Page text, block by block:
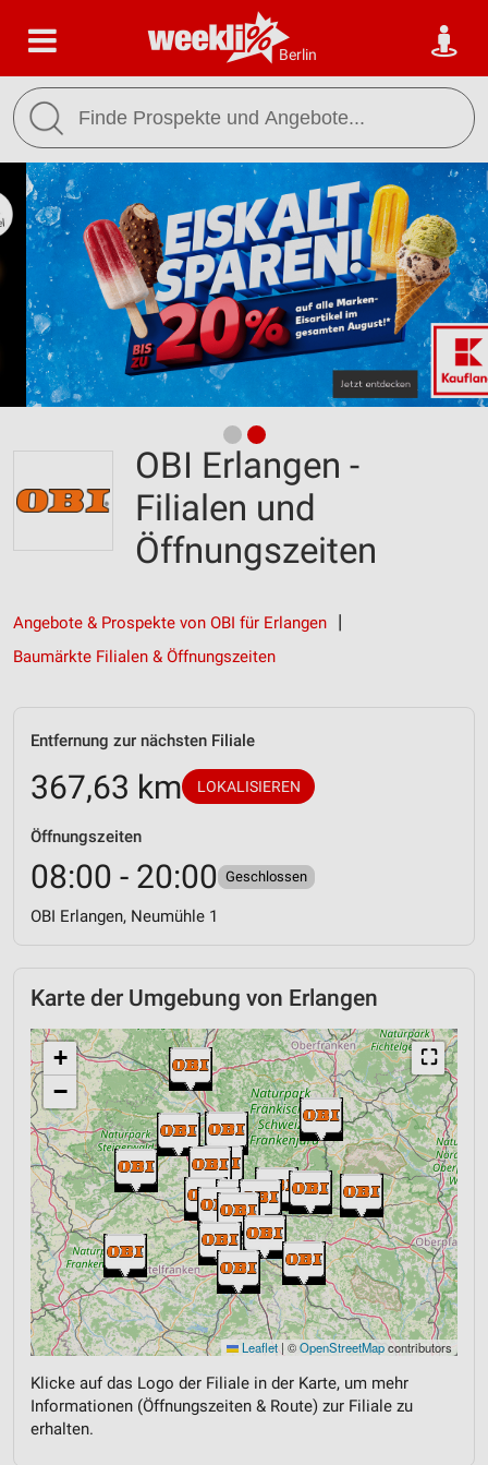
Berlin
OBI Erlangen -
Filialen und
Öffnungszeiten
Angebote & Prospekte von OBI für Erlangen
Baumärkte Filialen & Öffnungszeiten
Entfernung zur nächsten Filiale
367,63 km LOKALISIEREN
Öffnungszeiten
08:00 - 20:00 Geschlossen
OBI Erlangen, Neumühle 1
Karte der Umgebung von Erlangen
⛶
+
−
Leaflet | ©OpenStreetMapcontributors
Klicke auf das Logo der Filiale in der Karte, um mehr
Informationen (Öffnungszeiten & Route) zur Filiale zu
erhalten.